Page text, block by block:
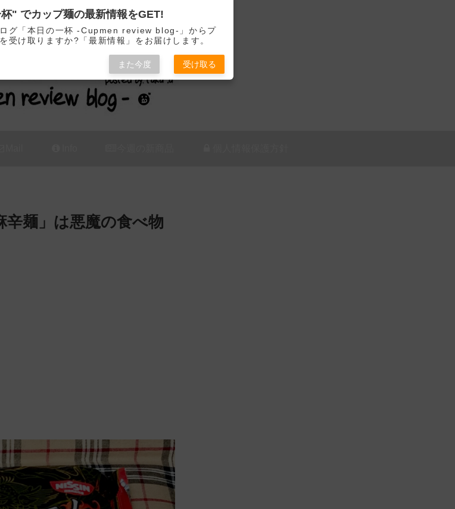
商品をレビュー / アレンジするブログ
辛麺」は悪魔の食べ物
" でカップ麺の最新情報をGET!
グ「本日の一杯 -Cupmen review blog-」からプ
受け取りますか?「最新情報」をお届けします。
また今度 受け取る